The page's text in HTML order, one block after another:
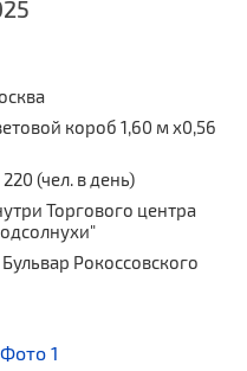
короб 1,60 м x0,56
220 (чел. в день)
Торгового центра
Рокоссовского